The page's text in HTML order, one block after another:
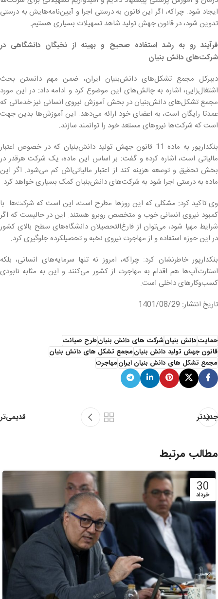
ایجاد شود. چراکه، اگر این قانون به درستی اجرا و آیین‌نامه‌هایش به درستی
تدوین شود، در قانون جهش تولید شاهد تسهیلات بسیاری هستیم.
فرآیند رو به رشد استفاده صحیح و بهینه از نخبگان دانشگاهی در
شرکت‌های دانش بنیان
دبیرکل مجمع تشکل‌های دانش‌بنیان ایران، ضمن مهم دانستن بحث
اشتغال‌زایی، اشاره به چالش‌های این موضوع کرد و ادامه داد: در این مورد
مجمع تشکل‌‌های‌ دانش‌بنیان در بخش آموزش نیروی انسانی نیز خدماتی که
عمدتا رایگان است‌، به اعضای خود ارائه می‌دهد. این آموز‌ش‌ها بدین جهت
است که شرکت‌ها نیروهای مستعد خود را توانمند سازند.
بنکدارپور به ماده 11 قانون جهش تولید دانش‌بنیان که در خصوص اعتبار
مالیاتی است، اشاره کرده و گفت: بر اساس این ماده، یک شرکت هرقدر در
بخش تحقیق و توسعه هزینه کند از اعتبار مالیاتی‌اش کم می‌شود. اگر این
ماده به درستی اجرا شود به شرکت‌های دانش‌بنیان کمک بسیاری خواهد کرد.
وی تاکید کرد: مشکلی که این روزها مطرح است، این است که شرکت‌ها با
کمبود نیروی انسانی خوب و متخصص روبرو هستند. این در حالیست که اگر
شرایط مهیا شود، می‌توان از فارغ‌التحصیلان دانشگاه‌های سطح بالای کشور
در این حوزه استفاده و از مهاجرت نیروی نخبه و تحصیلکرده جلوگیری کرد.
بنکدارپور خاطرنشان کرد: چراکه، امروز نه تنها سرمایه‌های انسانی، بلکه
استارت‌آپ‌ها هم اقدام به مهاجرت از کشور می‌کنند و این به مثابه نابودی
کسب‌وکارهای داخلی است.
تاریخ انتشار: 1401/08/29
حمایتدانش بنیانشرکت های دانش بنیانطرح صیانت
قانون جهش تولید دانش بنیانمجمع تشکل های دانش بنیان
مجمع تشکل های دانش بنیان ایرانمهاجرت
جدیدتر قدیمی‌تر
مطالب مرتبط
30
خرداد